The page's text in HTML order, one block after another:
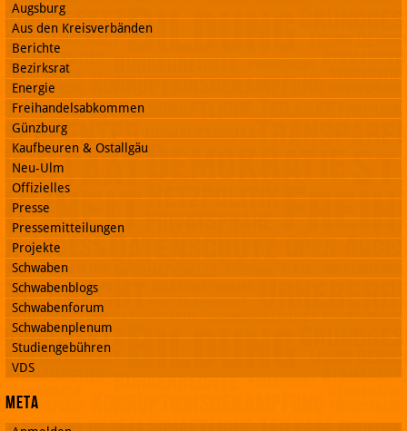
Augsburg
Aus den Kreisverbänden
Berichte
Bezirksrat
Energie
Freihandelsabkommen
Günzburg
Kaufbeuren & Ostallgäu
Neu-Ulm
Offizielles
Presse
Pressemitteilungen
Projekte
Schwaben
Schwabenblogs
Schwabenforum
Schwabenplenum
Studiengebühren
VDS
Meta